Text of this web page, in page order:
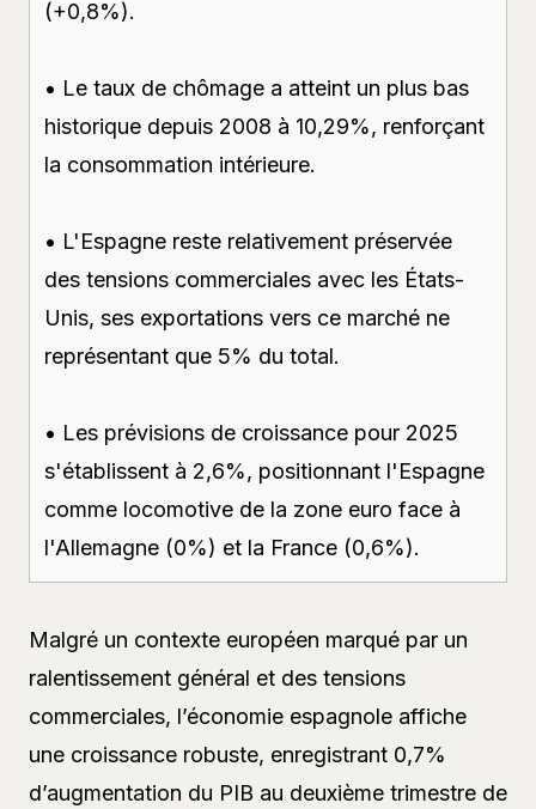
(+0,8%).
• Le taux de chômage a atteint un plus bas
historique depuis 2008 à 10,29%, renforçant
la consommation intérieure.
• L'Espagne reste relativement préservée
des tensions commerciales avec les États-
Unis, ses exportations vers ce marché ne
représentant que 5% du total.
• Les prévisions de croissance pour 2025
s'établissent à 2,6%, positionnant l'Espagne
comme locomotive de la zone euro face à
l'Allemagne (0%) et la France (0,6%).
Malgré un contexte européen marqué par un
ralentissement général et des tensions
commerciales, l’économie espagnole affiche
une croissance robuste, enregistrant 0,7%
d’augmentation du PIB au deuxième trimestre de